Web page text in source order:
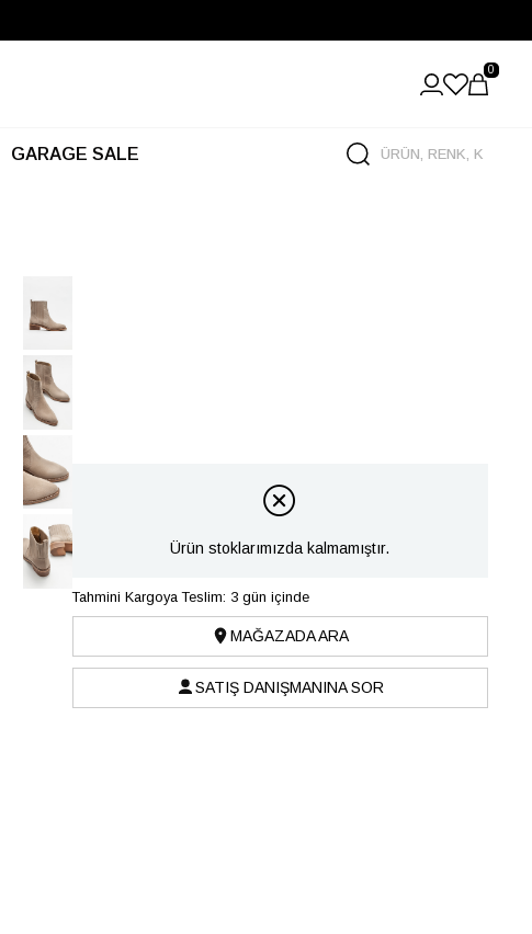
0
GARAGE SALE
Ürün stoklarımızda kalmamıştır.
Tahmini Kargoya Teslim: 3 gün içinde
MAĞAZADA ARA
SATIŞ DANIŞMANINA SOR